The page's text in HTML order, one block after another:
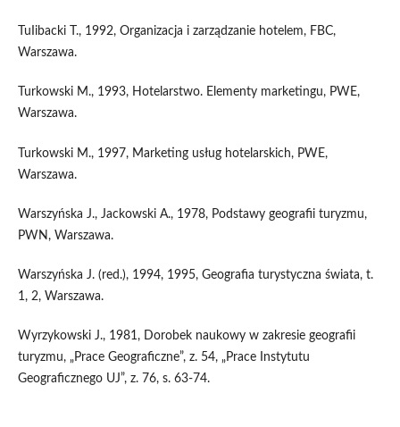
TuIibacki T., 1992, Organizacja i zarządzanie hotelem, FBC,
Warszawa.
Turkowski M., 1993, Hotelarstwo. Elementy marketingu, PWE,
Warszawa.
Turkowski M., 1997, Marketing usług hotelarskich, PWE,
Warszawa.
Warszyńska J., Jackowski A., 1978, Podstawy geografii turyzmu,
PWN, Warszawa.
Warszyńska J. (red.), 1994, 1995, Geografia turystyczna świata, t.
1, 2, Warszawa.
Wyrzykowski J., 1981, Dorobek naukowy w zakresie geografii
turyzmu, „Prace Geograficzne”, z. 54, „Prace Instytutu
Geograficznego UJ”, z. 76, s. 63-74.